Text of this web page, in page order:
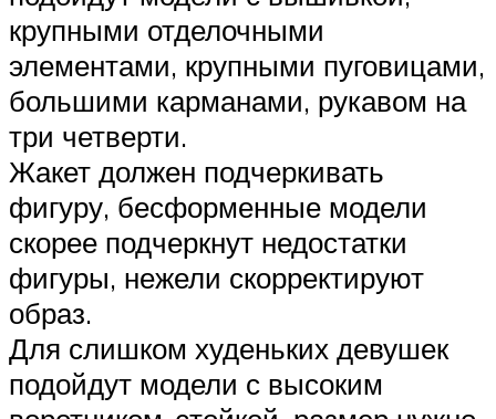
крупными отделочными
элементами, крупными пуговицами,
большими карманами, рукавом на
три четверти.
Жакет должен подчеркивать
фигуру, бесформенные модели
скорее подчеркнут недостатки
фигуры, нежели скорректируют
образ.
Для слишком худеньких девушек
подойдут модели с высоким